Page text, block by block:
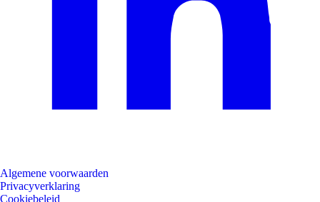
Algemene voorwaarden
Privacyverklaring
Cookiebeleid